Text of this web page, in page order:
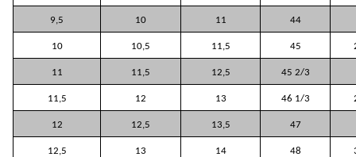
9,5 10 11 44
10 10,5 11,5 45
11 11,5 12,5 45 2/3
11,5 12 13 46 1/3
12 12,5 13,5 47
12,5 13 14 48